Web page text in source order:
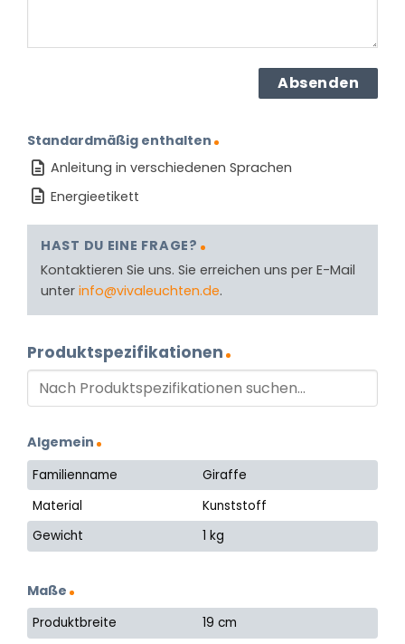
Standardmäßig enthalten
Anleitung in verschiedenen Sprachen
Energieetikett
HAST DU EINE FRAGE?
Kontaktieren Sie uns. Sie erreichen uns per E-Mail
unter info@vivaleuchten.de.
Produktspezifikationen
Algemein
Familienname
Giraffe
Material
Kunststoff
Gewicht
1 kg
Maße
Produktbreite
19 cm